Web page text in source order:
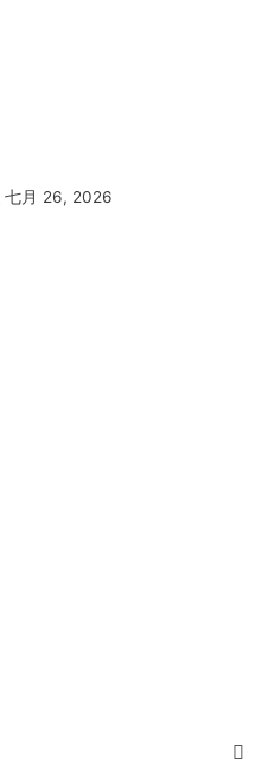
七月 26, 2026